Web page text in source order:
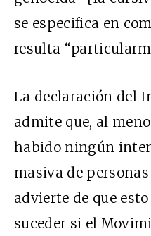
se especifica en
resulta
La declaración del
admite que, al
habido ningún
masiva de
advierte de que
suceder si el